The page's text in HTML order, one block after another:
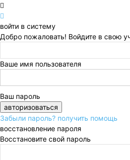
войти в систему
Добро пожаловать! Войдите в свою
Ваше имя пользователя
Ваш пароль
Забыли пароль? получить помощь
восстановление пароля
Восстановите свой пароль